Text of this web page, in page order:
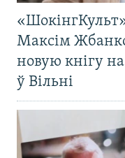
Максім
новую кнігу
ў Вільні